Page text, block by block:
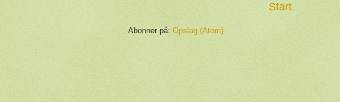
Start
Abonner på: Opslag (Atom)